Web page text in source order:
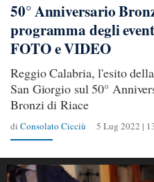
50° Anniversario
programma degli
FOTO e VIDEO
Reggio Calabria, l'esito
San Giorgio sul 50°
Bronzi di Riace
di Consolato Cicciù 5 Lug 2022 |